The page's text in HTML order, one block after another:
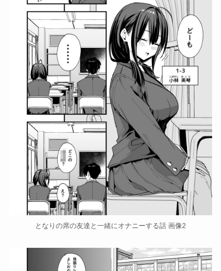
となりの席の友達と一緒にオナニーする話 画像2